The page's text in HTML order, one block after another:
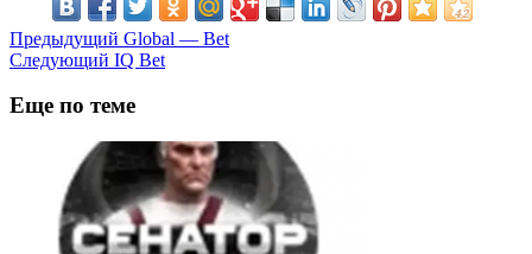
Предыдущий Global — Bet
Следующий IQ Bet
Еще по теме